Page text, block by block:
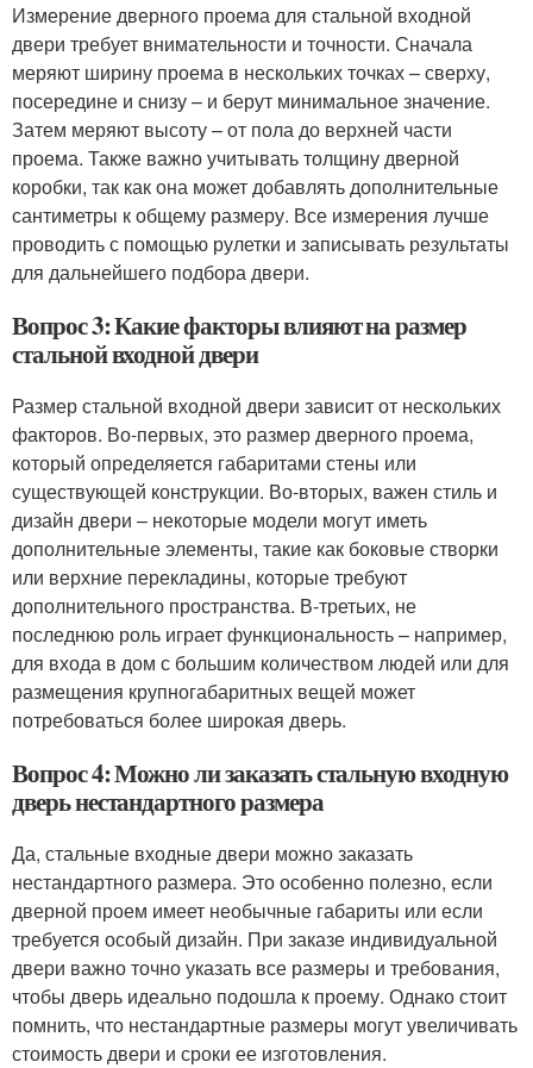
Измерение дверного проема для стальной входной
двери требует внимательности и точности. Сначала
меряют ширину проема в нескольких точках – сверху,
посередине и снизу – и берут минимальное значение.
Затем меряют высоту – от пола до верхней части
проема. Также важно учитывать толщину дверной
коробки, так как она может добавлять дополнительные
сантиметры к общему размеру. Все измерения лучше
проводить с помощью рулетки и записывать результаты
для дальнейшего подбора двери.
Вопрос 3: Какие факторы влияют на размер
стальной входной двери
Размер стальной входной двери зависит от нескольких
факторов. Во-первых, это размер дверного проема,
который определяется габаритами стены или
существующей конструкции. Во-вторых, важен стиль и
дизайн двери – некоторые модели могут иметь
дополнительные элементы, такие как боковые створки
или верхние перекладины, которые требуют
дополнительного пространства. В-третьих, не
последнюю роль играет функциональность – например,
для входа в дом с большим количеством людей или для
размещения крупногабаритных вещей может
потребоваться более широкая дверь.
Вопрос 4: Можно ли заказать стальную входную
дверь нестандартного размера
Да, стальные входные двери можно заказать
нестандартного размера. Это особенно полезно, если
дверной проем имеет необычные габариты или если
требуется особый дизайн. При заказе индивидуальной
двери важно точно указать все размеры и требования,
чтобы дверь идеально подошла к проему. Однако стоит
помнить, что нестандартные размеры могут увеличивать
стоимость двери и сроки ее изготовления.